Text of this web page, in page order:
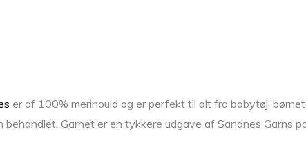
er af 100% merinould og er perfekt til alt fra babytøj,
behandlet. Garnet er en tykkere udgave af Sandnes Garns